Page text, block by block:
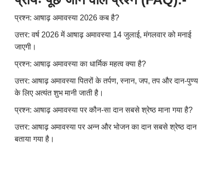
प्रश्न: आषाढ़ अमावस्या 2026कब है?
उत्तर: वर्ष 2026में आषाढ़ अमावस्या 14जुलाई,मंगलवार को मनाई
जाएगी।
प्रश्न: आषाढ़ अमावस्या का धार्मिक महत्व क्या है?
उत्तर: आषाढ़ अमावस्या पितरों के तर्पण,स्नान,जप,तप और दान-पुण्य
के लिए अत्यंत शुभ मानी जाती है।
प्रश्न: आषाढ़ अमावस्या पर कौन-सा दान सबसे श्रेष्ठ माना गया है?
उत्तर: आषाढ़ अमावस्या पर अन्न और भोजन का दान सबसे श्रेष्ठ दान
बताया गया है।